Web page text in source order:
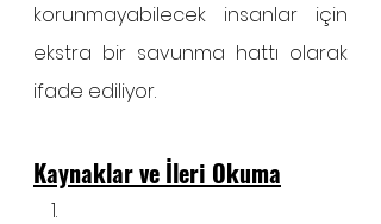
korunmayabilecek insanlar için
ekstra bir savunma hattı olarak
ifade ediliyor.
Kaynaklar ve İleri Okuma